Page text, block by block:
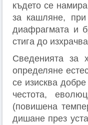
където се
за кашляне, при
диафрагмата и
стига до
Сведенията за
определяне
се изисква
честота,
(повишена
дишане през